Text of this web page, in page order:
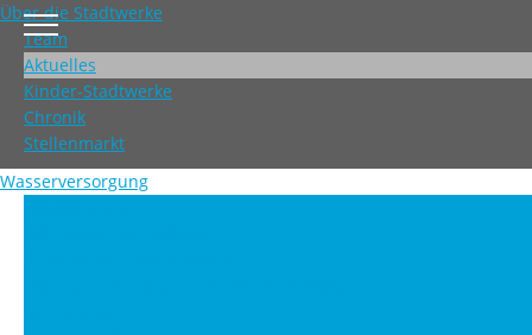
Über die Stadtwerke
Team
Aktuelles
Kinder-Stadtwerke
Chronik
Stellenmarkt
Wasserversorgung